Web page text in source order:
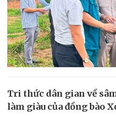
Tri thức dân gian về
làm giàu của đồng bào